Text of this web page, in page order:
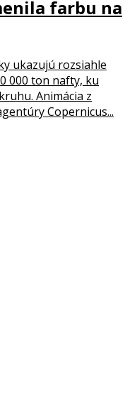
farbu na
ukazujú rozsiahle
000 ton nafty, ku
Animácia z
Copernicus...